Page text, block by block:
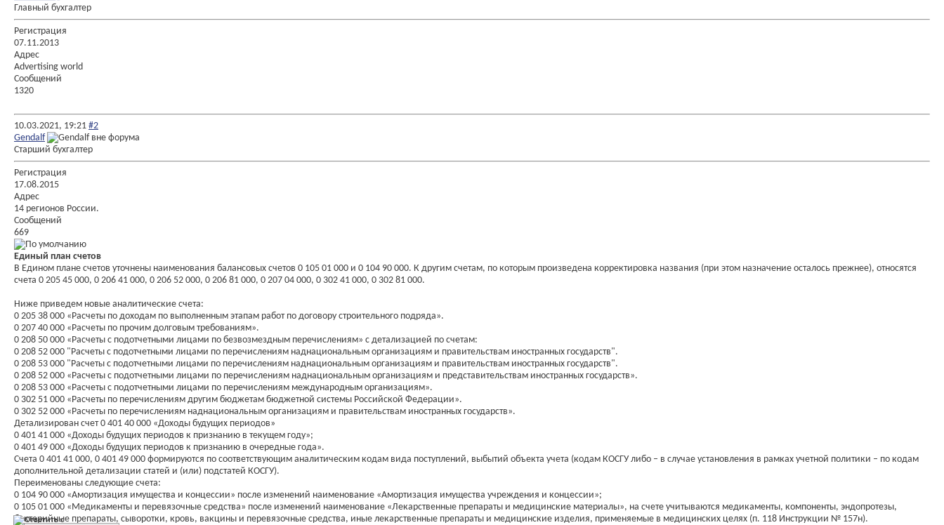
Главный бухгалтер
Регистрация
07.11.2013
Адрес
Advertising world
Сообщений
1320
10.03.2021, 19:21 #2
Gendalf
Старший бухгалтер
Регистрация
17.08.2015
Адрес
14 регионов России.
Сообщений
669
Единый план счетов
В Едином плане счетов уточнены наименования балансовых счетов 0 105 01 000 и 0 104 90 000. К другим счетам, по которым произведена корректировка названия (при этом назначение осталось прежнее), относятся
счета 0 205 45 000, 0 206 41 000, 0 206 52 000, 0 206 81 000, 0 207 04 000, 0 302 41 000, 0 302 81 000.
Ниже приведем новые аналитические счета:
0 205 38 000 «Расчеты по доходам по выполненным этапам работ по договору строительного подряда».
0 207 40 000 «Расчеты по прочим долговым требованиям».
0 208 50 000 «Расчеты с подотчетными лицами по безвозмездным перечислениям» с детализацией по счетам:
0 208 52 000 "Расчеты с подотчетными лицами по перечислениям наднациональным организациям и правительствам иностранных государств".
0 208 53 000 "Расчеты с подотчетными лицами по перечислениям наднациональным организациям и правительствам иностранных государств".
0 208 52 000 «Расчеты с подотчетными лицами по перечислениям наднациональным организациям и представительствам иностранных государств».
0 208 53 000 «Расчеты с подотчетными лицами по перечислениям международным организациям».
0 302 51 000 «Расчеты по перечислениям другим бюджетам бюджетной системы Российской Федерации».
0 302 52 000 «Расчеты по перечислениям наднациональным организациям и правительствам иностранных государств».
Детализирован счет 0 401 40 000 «Доходы будущих периодов»
0 401 41 000 «Доходы будущих периодов к признанию в текущем году»;
0 401 49 000 «Доходы будущих периодов к признанию в очередные года».
Счета 0 401 41 000, 0 401 49 000 формируются по соответствующим аналитическим кодам вида поступлений, выбытий объекта учета (кодам КОСГУ либо – в случае установления в рамках учетной политики – по кодам
дополнительной детализации статей и (или) подстатей КОСГУ).
Переименованы следующие счета:
0 104 90 000 «Амортизация имущества и концессии» после изменений наименование «Амортизация имущества учреждения и концессии»;
0 105 01 000 «Медикаменты и перевязочные средства» после изменений наименование «Лекарственные препараты и медицинские материалы», на счете учитываются медикаменты, компоненты, эндопротезы,
бактерийные препараты, сыворотки, кровь, вакцины и перевязочные средства, иные лекарственные препараты и медицинские изделия, применяемые в медицинских целях (п. 118 Инструкции № 157н).